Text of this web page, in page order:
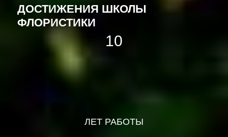
ДОСТИЖЕНИЯ ШКОЛЫ
ФЛОРИСТИКИ
10
ЛЕТ РАБОТЫ